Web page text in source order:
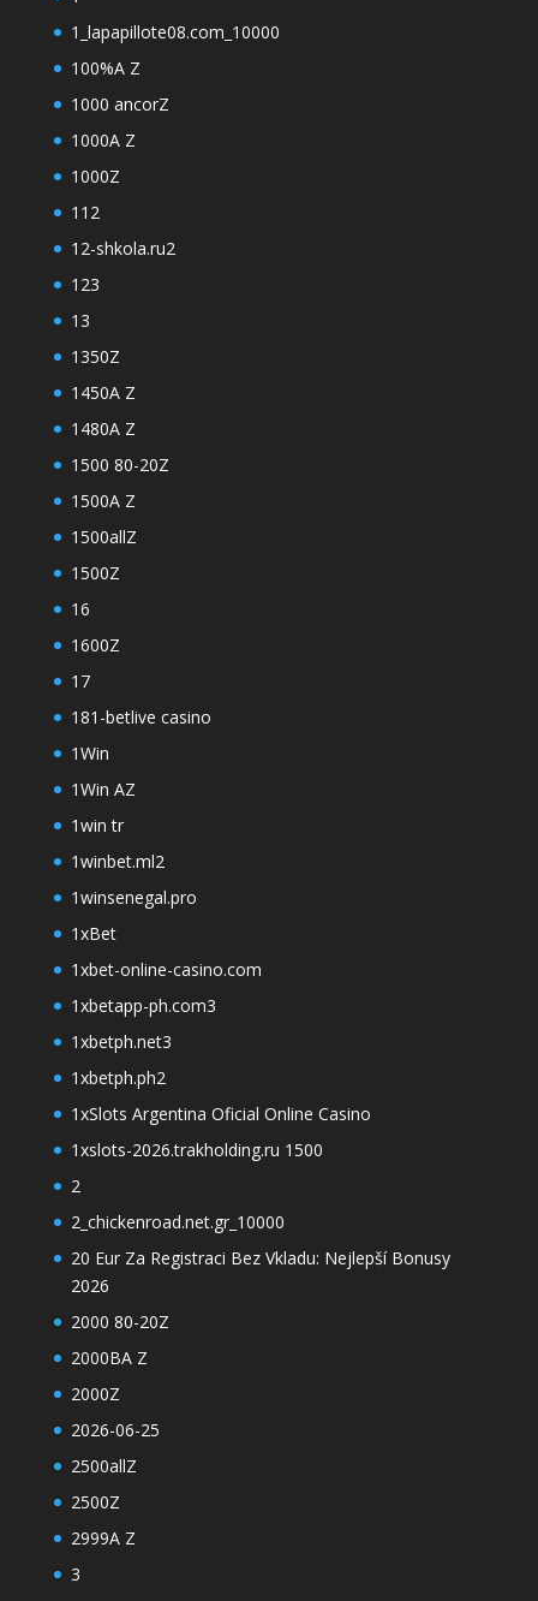
1_lapapillote08.com_10000
100%A Z
1000 ancorZ
1000A Z
1000Z
112
12-shkola.ru2
123
13
1350Z
1450A Z
1480A Z
1500 80-20Z
1500A Z
1500allZ
1500Z
16
1600Z
17
181-betlive casino
1Win
1Win AZ
1win tr
1winbet.ml2
1winsenegal.pro
1xBet
1xbet-online-casino.com
1xbetapp-ph.com3
1xbetph.net3
1xbetph.ph2
1xSlots Argentina Oficial Online Casino
1xslots-2026.trakholding.ru 1500
2
2_chickenroad.net.gr_10000
20 Eur Za Registraci Bez Vkladu: Nejlepší Bonusy
2026
2000 80-20Z
2000BA Z
2000Z
2026-06-25
2500allZ
2500Z
2999A Z
3